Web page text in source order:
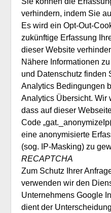
verhindern, indem Sie
Es wird ein Opt-Out-
zukünftige Erfassung
dieser Website
Nähere Informationen
und Datenschutz finden
Analytics Bedingungen
Analytics Übersicht. Wir
dass auf dieser
Code
eine anonymisierte
(sog. IP-Masking) zu
RECAPTCHA
Zum Schutz Ihrer
verwenden wir den
Unternehmens Google
dient der